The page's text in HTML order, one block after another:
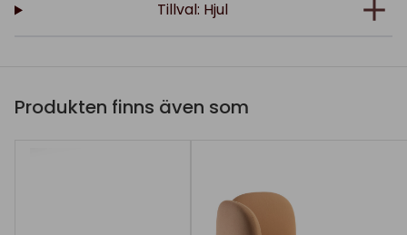
Tillval: Hjul
Produkten finns även som